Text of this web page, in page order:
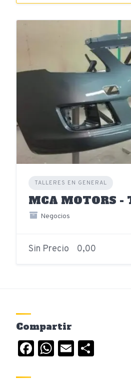
TALLERES EN GENERAL
MCA MOTORS
Negocios
Sin Precio 0,00
Compartir
Facebook
WhatsApp
Email